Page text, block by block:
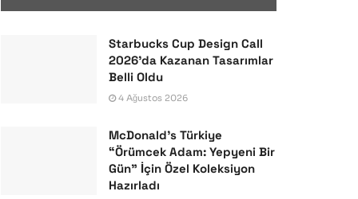
Starbucks Cup Design Call
2026’da Kazanan Tasarımlar
Belli Oldu
4 Ağustos 2026
McDonald’s Türkiye
“Örümcek Adam: Yepyeni Bir
Gün” İçin Özel Koleksiyon
Hazırladı